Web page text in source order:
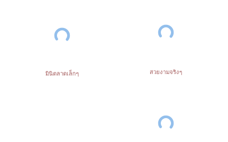
มินิตลาดเล็กๆ สวยงามจริงๆ